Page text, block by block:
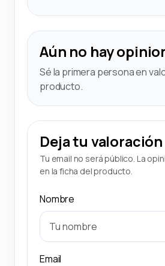
Aún no hay
Sé la primera persona en
producto.
Deja tu valoración
Tu email no será público. La
en la ficha del producto.
Nombre
Email